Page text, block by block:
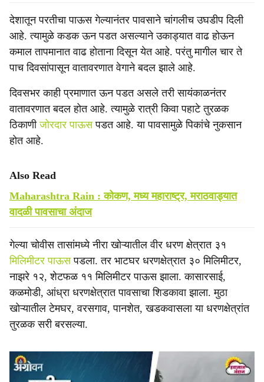
देशातून परतीचा पाऊस गेल्यानंतर पावसाने चांगलीच उघडीप दिली
आहे. त्यामुळे कडक ऊन पडत असल्याने उकाड्यात वाढ होऊन
कमाल तापमानात वाढ होताना दिसून येत आहे. परंतु मागील चार ते
पाच दिवसांपासून वातावरणात वेगाने बदल झाले आहे.
दिवसभर काही प्रमाणात ऊन पडत असले तरी सायंकाळनंतर
वातावरणात बदल होत आहे. त्यामुळे रात्री किवा पहाटे तुरळक
ठिकाणीजोरदार पाऊसपडत आहे. या पावसामुळे पिकांचे नुकसान
होत आहे.
Also Read
Maharashtra Rain : कोकण, मध्य महाराष्ट्र, मराठवाड्यात
वादळी पावसाचा अंदाज
गेल्या चोवीस तासांमध्ये नीरा खोऱ्यातील वीर धरण क्षेत्रात ३१
मिलिमीटर पाऊसपडला. तर भाटघर धरणक्षेत्रात ३० मिलिमीटर,
नाझरे १२, शेटफळ ११ मिलिमीटर पाऊस झाला. कासारसाई,
कळमोडी, आंध्रा धरणक्षेत्रात पावसाचा शिडकावा झाला. मुठा
खोऱ्यातील टेमघर, वरसगाव, पानशेत, खडकवासला या धरणक्षेत्रांत
तुरळक सरी बरसल्या.